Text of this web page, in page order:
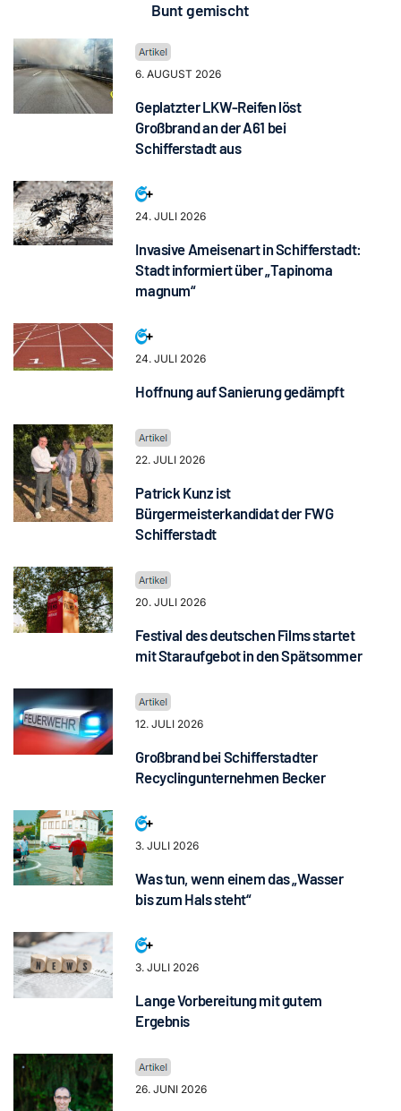
Bunt gemischt
6. AUGUST 2026
Geplatzter LKW-Reifen löst
Großbrand an der A61 bei
Schifferstadt aus
24. JULI 2026
Invasive Ameisenart in Schifferstadt:
Stadt informiert über „Tapinoma
magnum“
24. JULI 2026
Hoffnung auf Sanierung gedämpft
22. JULI 2026
Patrick Kunz ist
Bürgermeisterkandidat der FWG
Schifferstadt
20. JULI 2026
Festival des deutschen Films startet
mit Staraufgebot in den Spätsommer
12. JULI 2026
Großbrand bei Schifferstadter
Recyclingunternehmen Becker
3. JULI 2026
Was tun, wenn einem das „Wasser
bis zum Hals steht“
3. JULI 2026
Lange Vorbereitung mit gutem
Ergebnis
26. JUNI 2026